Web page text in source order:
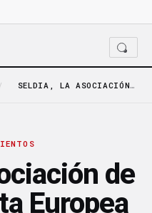
/ SELDIA, LA ASOCIACIÓN DE VENTA DIRECTA EUROPEA NOMBRA…
de
Europea